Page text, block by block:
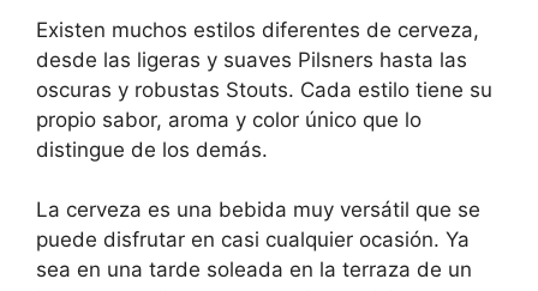
Existen muchos estilos diferentes de cerveza,
desde las ligeras y suaves Pilsners hasta las
oscuras y robustas Stouts. Cada estilo tiene su
propio sabor, aroma y color único que lo
distingue de los demás.
La cerveza es una bebida muy versátil que se
puede disfrutar en casi cualquier ocasión. Ya
sea en una tarde soleada en la terraza de un